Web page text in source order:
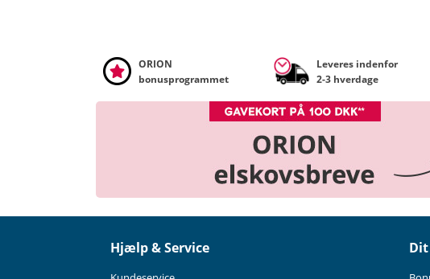
ORION
bonusprogrammet
Leveres indenfor
2-3 hverdage
Hjælp & Service Dit